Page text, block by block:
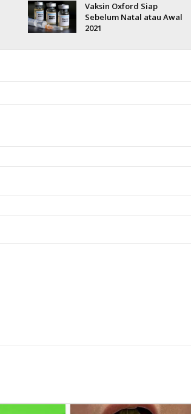
Vaksin Oxford Siap
Sebelum Natal atau Awal
2021